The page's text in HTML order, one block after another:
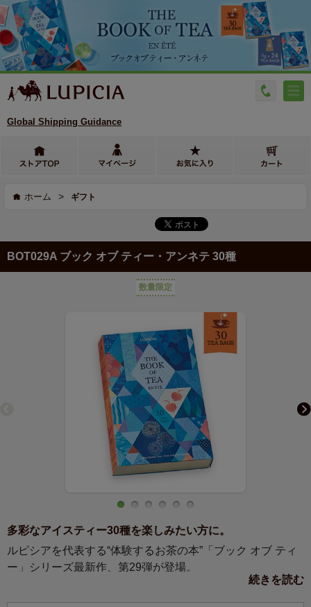
Global Shipping Guidance
ホーム > ギフト
BOT029A ブック オブ ティー・アンネテ 30種
数量限定
多彩なアイスティー30種を楽しみたい方に。
ルピシアを代表する“体験するお茶の本”「ブック オブ ティ
ー」シリーズ最新作、第29弾が登場。
「夏はいかにも涼しきように」という茶の湯の心を受け継
ぎ、夏の日々に寄り添うアイスティーにおすすめな30種の
続きを読む